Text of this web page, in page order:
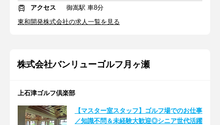
アクセス
御嵩駅 車8分
東和開発株式会社の求人一覧を見る
株式会社バンリューゴルフ月ヶ瀬
上石津ゴルフ倶楽部
【マスター室スタッフ】ゴルフ場でのお仕事
／知識不問＆未経験大歓迎◎シニア世代活躍